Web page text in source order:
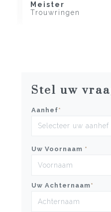
Meister
Trouwringen
Stel uw
Aanhef*
Uw Voornaam *
Uw Achternaam*